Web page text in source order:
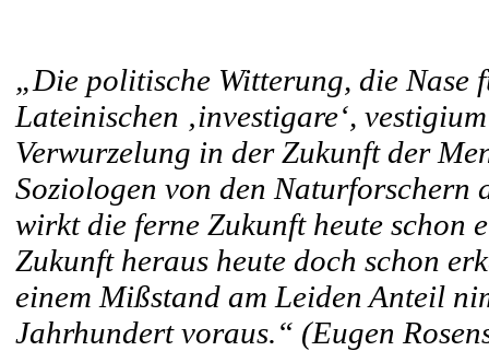
„Die politische Witterung, die Nase
Lateinischen ‚investigare‘,
Verwurzelung in der Zukunft der
Soziologen von den Naturforschern
wirkt die ferne Zukunft heute schon
Zukunft heraus heute doch schon
einem Mißstand am Leiden Anteil
Jahrhundert voraus.“ (Eugen